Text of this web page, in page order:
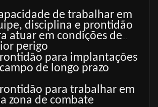
de trabalhar em
disciplina e prontidão
atuar em condições de
perigo
para implantações
de longo prazo
para trabalhar em
zona de combate